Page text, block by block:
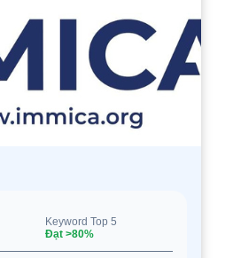
Keyword Top 5
Đạt >80%